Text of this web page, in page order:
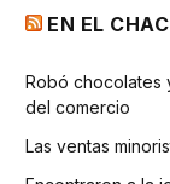
EN EL
Robó chocolates
del comercio
Las ventas